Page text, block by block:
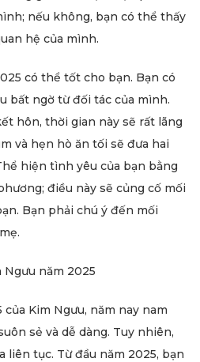
nếu không, bạn có thể thấy
hệ của mình.
có thể tốt cho bạn. Bạn có
bất ngờ từ đối tác của mình.
hôn, thời gian này sẽ rất lãng
và hẹn hò ăn tối sẽ đưa hai
hiện tình yêu của bạn bằng
điều này sẽ củng cố mối
Bạn phải chú ý đến mối
Ngưu năm 2025
Kim Ngưu, năm nay nam
sẻ và dễ dàng. Tuy nhiên,
liên tục. Từ đầu năm 2025, bạn